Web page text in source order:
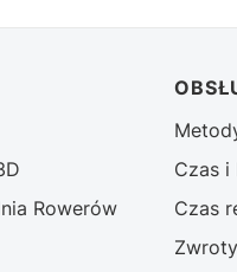
Rowerów
Czas
Czas